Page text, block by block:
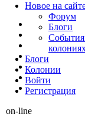
Новое на
Форум
Блоги
Блоги
Колонии
Войти
Peгиcтpaция
on-line